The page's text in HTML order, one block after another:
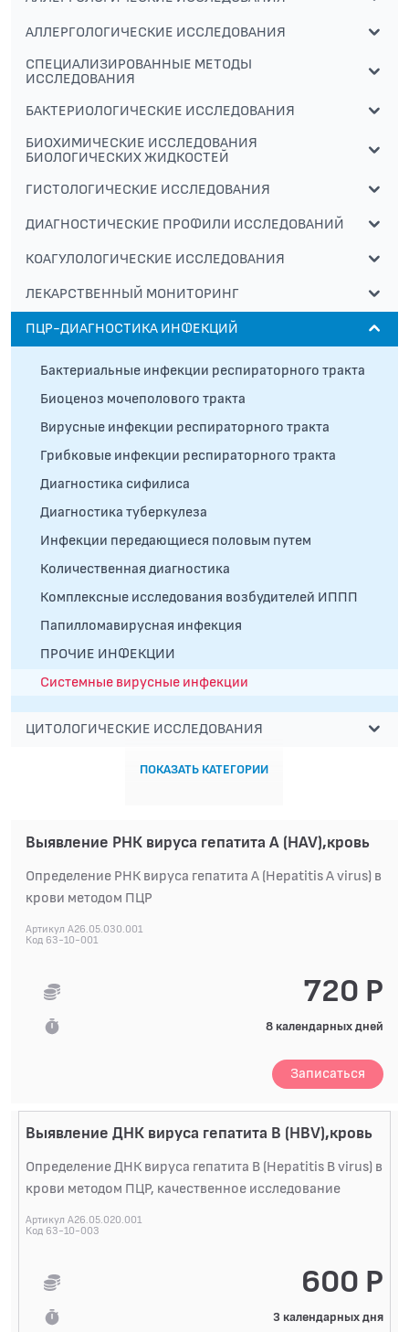
АЛЛЕРГОЛОГИЧЕСКИЕ ИССЛЕДОВАНИЯ
СПЕЦИАЛИЗИРОВАННЫЕ МЕТОДЫ
ИССЛЕДОВАНИЯ
БАКТЕРИОЛОГИЧЕСКИЕ ИССЛЕДОВАНИЯ
БИОХИМИЧЕСКИЕ ИССЛЕДОВАНИЯ
БИОЛОГИЧЕСКИХ ЖИДКОСТЕЙ
ГИСТОЛОГИЧЕСКИЕ ИССЛЕДОВАНИЯ
ДИАГНОСТИЧЕСКИЕ ПРОФИЛИ ИССЛЕДОВАНИЙ
КОАГУЛОЛОГИЧЕСКИЕ ИССЛЕДОВАНИЯ
ЛЕКАРСТВЕННЫЙ МОНИТОРИНГ
ПЦР-ДИАГНОСТИКА ИНФЕКЦИЙ
Бактериальные инфекции респираторного тракта
Биоценоз мочеполового тракта
Вирусные инфекции респираторного тракта
Грибковые инфекции респираторного тракта
Диагностика сифилиса
Диагностика туберкулеза
Инфекции передающиеся половым путем
Количественная диагностика
Комплексные исследования возбудителей ИППП
Папилломавирусная инфекция
ПРОЧИЕ ИНФЕКЦИИ
Системные вирусные инфекции
ЦИТОЛОГИЧЕСКИЕ ИССЛЕДОВАНИЯ
ПОКАЗАТЬ КАТЕГОРИИ
Выявление РНК вируса гепатита А (HAV),кровь
Определение РНК вируса гепатита A (Hepatitis A virus) в
крови методом ПЦР
Артикул A26.05.030.001
Код 63-10-001
720 Р
8 календарных дней
Записаться
Выявление ДНК вируса гепатита B (HBV),кровь
Определение ДНК вируса гепатита B (Hepatitis B virus) в
крови методом ПЦР, качественное исследование
Артикул A26.05.020.001
Код 63-10-003
600 Р
3 календарных дня